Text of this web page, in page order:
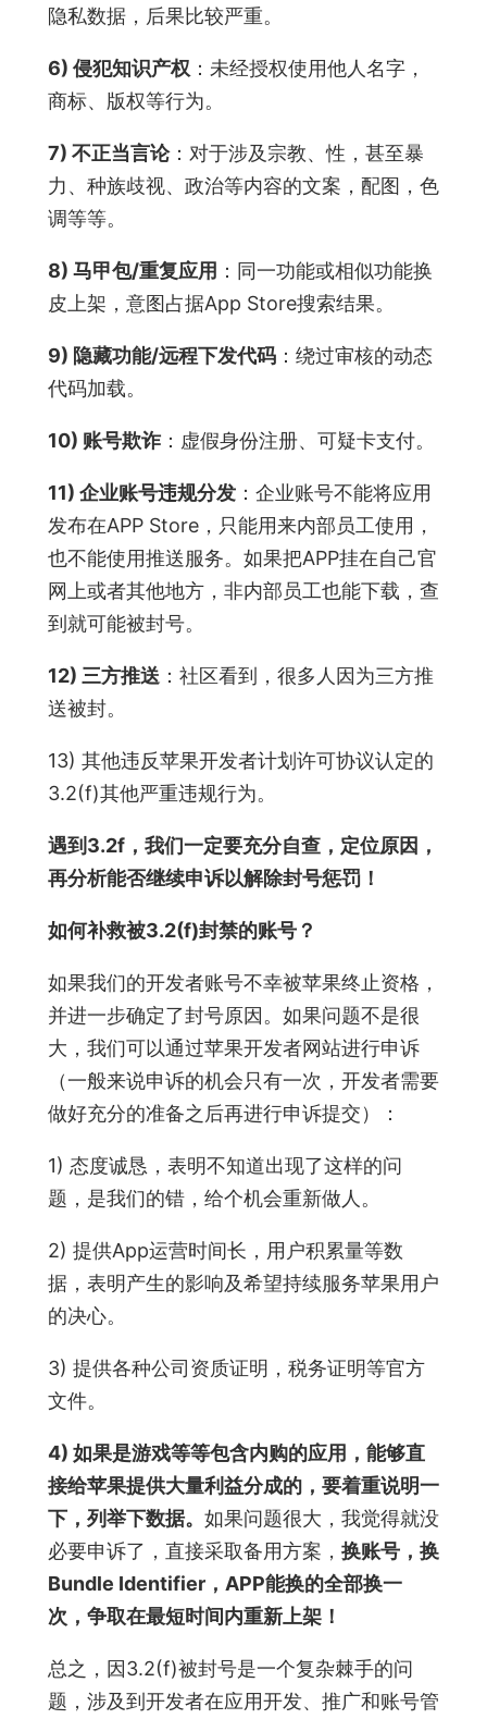
隐私数据，后果比较严重。
6) 侵犯知识产权 ：未经授权使用他人名字，
商标、版权等行为。
7) 不正当言论：对于涉及宗教、性，甚至暴
力、种族歧视、政治等内容的文案，配图，色
调等等。
8) 马甲包/重复应用 ：同一功能或相似功能换
皮上架，意图占据App Store搜索结果。
9) 隐藏功能/远程下发代码 ：绕过审核的动态
代码加载。
10) 账号欺诈 ：虚假身份注册、可疑卡支付。
11) 企业账号违规分发 ：企业账号不能将应用
发布在APP Store，只能用来内部员工使用，
也不能使用推送服务。如果把APP挂在自己官
网上或者其他地方，非内部员工也能下载，查
到就可能被封号。
12) 三方推送 ：社区看到，很多人因为三方推
送被封。
13) 其他违反苹果开发者计划许可协议认定的
3.2(f)其他严重违规行为。
遇到3.2f，我们一定要充分自查，定位原因，
再分析能否继续申诉以解除封号惩罚！
如何补救被3.2(f)封禁的账号？
如果我们的开发者账号不幸被苹果终止资格，
并进一步确定了封号原因。如果问题不是很
大，我们可以通过苹果开发者网站进行申诉
（一般来说申诉的机会只有一次，开发者需要
做好充分的准备之后再进行申诉提交）：
1) 态度诚恳，表明不知道出现了这样的问
题，是我们的错，给个机会重新做人。
2) 提供App运营时间长，用户积累量等数
据，表明产生的影响及希望持续服务苹果用户
的决心。
3) 提供各种公司资质证明，税务证明等官方
文件。
4) 如果是游戏等等包含内购的应用，能够直
接给苹果提供大量利益分成的，要着重说明一
下，列举下数据。 如果问题很大，我觉得就没
必要申诉了，直接采取备用方案， 换账号，换
Bundle Identifier，APP能换的全部换一
次，争取在最短时间内重新上架！
总之，因3.2(f)被封号是一个复杂棘手的问
题，涉及到开发者在应用开发、推广和账号管